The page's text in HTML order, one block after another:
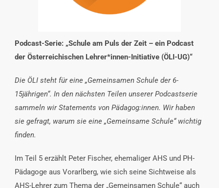
Podcast-Serie: „Schule am Puls der Zeit – ein Podcast
der Österreichischen Lehrer*innen-Initiative (ÖLI-UG)“
Die ÖLI steht für eine „Gemeinsamen Schule der 6-
15jährigen“. In den nächsten Teilen unserer Podcastserie
sammeln wir Statements von Pädagog:innen. Wir haben
sie gefragt, warum sie eine „Gemeinsame Schule“ wichtig
finden.
Im Teil 5 erzählt Peter Fischer, ehemaliger AHS und PH-
Pädagoge aus Vorarlberg, wie sich seine Sichtweise als
AHS-Lehrer zum Thema der „Gemeinsamen Schule“ auch